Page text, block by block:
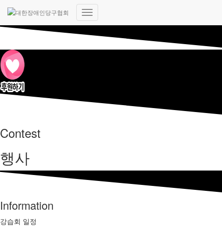
내
이
Contest
행사
Information
강습회 일정